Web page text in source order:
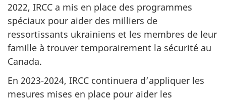
2022, IRCC a mis en place des programmes
spéciaux pour aider des milliers de
ressortissants ukrainiens et les membres de leur
famille à trouver temporairement la sécurité au
Canada.
En 2023-2024, IRCC continuera d’appliquer les
mesures mises en place pour aider les